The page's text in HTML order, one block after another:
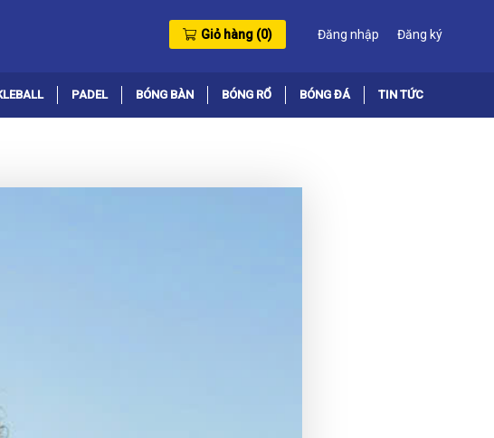
Giỏ hàng (0) Đăng nhập Đăng ký
PADEL BÓNG BÀN BÓNG RỔ BÓNG ĐÁ TIN TỨC